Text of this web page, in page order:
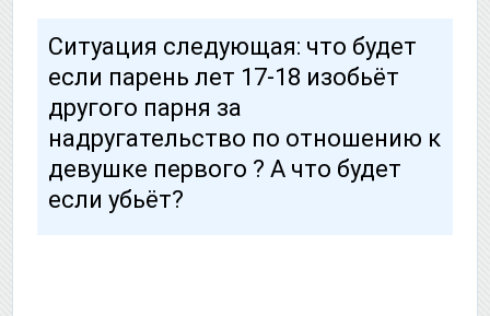
Ситуация следующая: что будет
если парень лет 17-18 изобьёт
другого парня за
надругательство по отношению к
девушке первого ? А что будет
если убьёт?